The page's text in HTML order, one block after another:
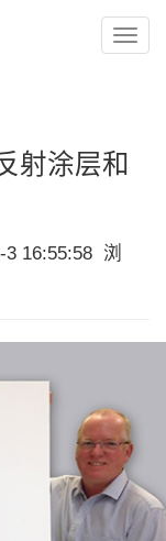
切
射涂层和
3 16:55:58 浏